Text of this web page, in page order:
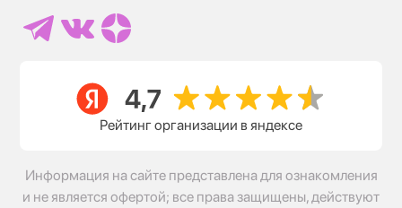
Рейтинг организации в яндексе
Информация на сайте представлена для ознакомления
и не является офертой; все права защищены, действуют